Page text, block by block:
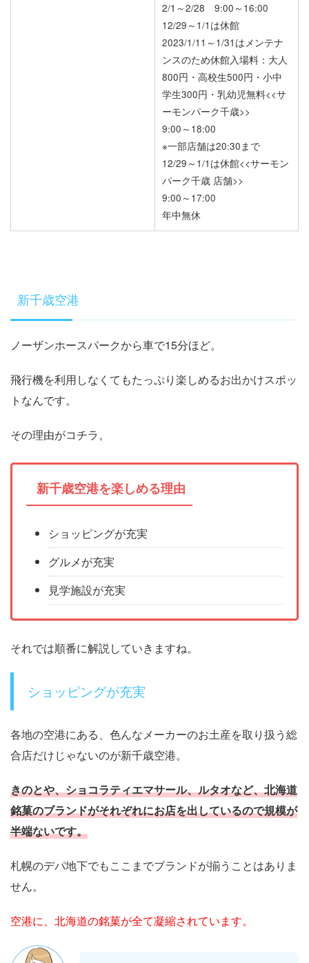
2/1～2/28 9:00～16:00
12/29～1/1は休館
2023/1/11～1/31はメンテナ
ンスのため休館入場料：大人
800円・高校生500円・小中
学生300円・乳幼児無料<<サ
ーモンパーク千歳>>
9:00～18:00
※一部店舗は20:30まで
12/29～1/1は休館<<サーモン
パーク千歳 店舗>>
9:00～17:00
年中無休
新千歳空港
ノーザンホースパークから車で15分ほど。
飛行機を利用しなくてもたっぷり楽しめるお出かけスポッ
トなんです。
その理由がコチラ。
新千歳空港を楽しめる理由
ショッピングが充実
グルメが充実
見学施設が充実
それでは順番に解説していきますね。
ショッピングが充実
各地の空港にある、色んなメーカーのお土産を取り扱う総
合店だけじゃないのが新千歳空港。
きのとや、ショコラティエマサール、ルタオなど、北海道
銘菓のブランドがそれぞれにお店を出しているので規模が
半端ないです。
札幌のデパ地下でもここまでブランドが揃うことはありま
せん。
空港に、北海道の銘菓が全て凝縮されています。